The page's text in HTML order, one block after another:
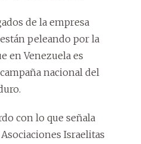
de la empresa
peleando por la
en Venezuela es
nacional del
con lo que señala
Israelitas